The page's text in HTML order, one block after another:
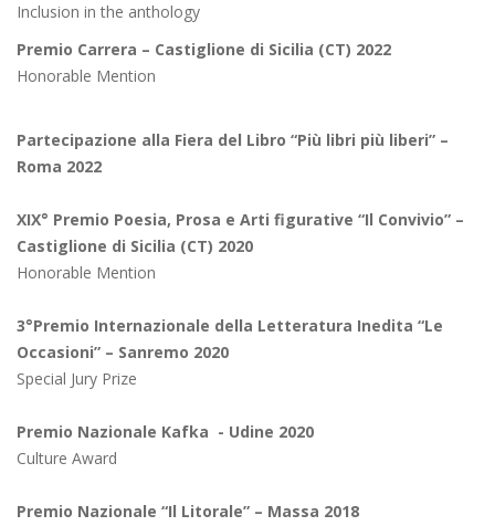
Inclusion in the anthology
Premio Carrera – Castiglione di Sicilia (CT) 2022
Honorable Mention
Partecipazione alla Fiera del Libro “Più libri più liberi” –
Roma 2022
XIX° Premio Poesia, Prosa e Arti figurative “Il Convivio” –
Castiglione di Sicilia (CT) 2020
Honorable Mention
3°Premio Internazionale della Letteratura Inedita “Le
Occasioni” – Sanremo 2020
Special Jury Prize
Premio Nazionale Kafka - Udine 2020
Culture Award
Premio Nazionale “Il Litorale” – Massa 2018